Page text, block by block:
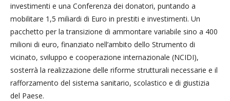
investimenti e una Conferenza dei donatori, puntando a
mobilitare 1,5 miliardi di Euro in prestiti e investimenti. Un
pacchetto per la transizione di ammontare variabile sino a 400
milioni di euro, finanziato nell’ambito dello Strumento di
vicinato, sviluppo e cooperazione internazionale (NCIDI),
sosterrà la realizzazione delle riforme strutturali necessarie e il
rafforzamento del sistema sanitario, scolastico e di giustizia
del Paese.